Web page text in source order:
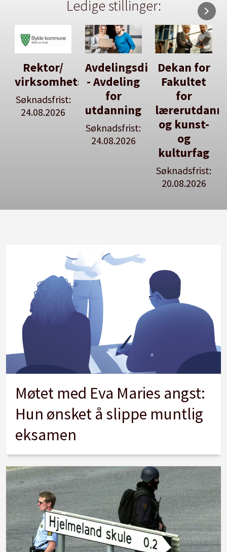
Ledige stillinger:
Avdelingsdirektør
- Avdeling
for
utdanning
Dekan for
Fakultet
for
lærerutdanning
og kunst-
og
Her kan
du utlyse
en ledig
stilling
Se våre
stillingspakker
Møtet med Eva Maries angst:
Hun ønsket å slippe muntlig
eksamen